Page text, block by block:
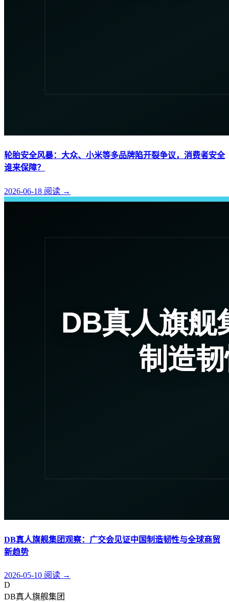
轮胎安全风暴：大众、小米等多品牌陷开裂争议，消费者安全
谁来保障？
2026-06-18 阅读 →
DB真人旗舰集团观察：广交会见证中国制造韧性与全球商贸
新趋势
2026-05-10 阅读 →
D
DB真人旗舰集团